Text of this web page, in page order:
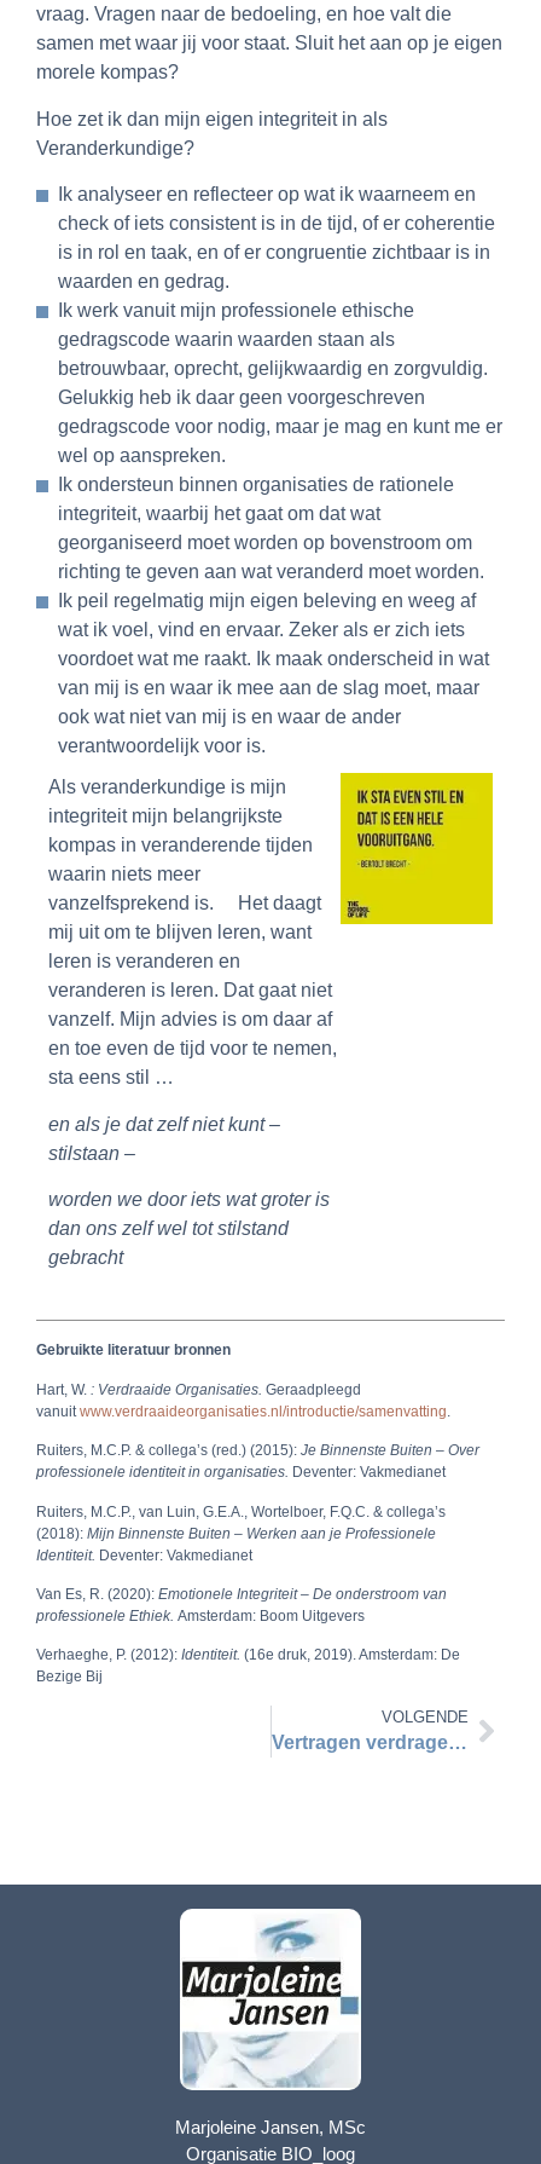
vraag. Vragen naar de bedoeling, en hoe valt die
samen met waar jij voor staat. Sluit het aan op je eigen
morele kompas?
Hoe zet ik dan mijn eigen integriteit in als
Veranderkundige?
Ik analyseer en reflecteer op wat ik waarneem en
check of iets consistent is in de tijd, of er coherentie
is in rol en taak, en of er congruentie zichtbaar is in
waarden en gedrag.
Ik werk vanuit mijn professionele ethische
gedragscode waarin waarden staan als
betrouwbaar, oprecht, gelijkwaardig en zorgvuldig.
Gelukkig heb ik daar geen voorgeschreven
gedragscode voor nodig, maar je mag en kunt me er
wel op aanspreken.
Ik ondersteun binnen organisaties de rationele
integriteit, waarbij het gaat om dat wat
georganiseerd moet worden op bovenstroom om
richting te geven aan wat veranderd moet worden.
Ik peil regelmatig mijn eigen beleving en weeg af
wat ik voel, vind en ervaar. Zeker als er zich iets
voordoet wat me raakt. Ik maak onderscheid in wat
van mij is en waar ik mee aan de slag moet, maar
ook wat niet van mij is en waar de ander
verantwoordelijk voor is.
Als veranderkundige is mijn
integriteit mijn belangrijkste
kompas in veranderende tijden
waarin niets meer
vanzelfsprekend is. Het daagt
mij uit om te blijven leren, want
leren is veranderen en
veranderen is leren. Dat gaat niet
vanzelf. Mijn advies is om daar af
en toe even de tijd voor te nemen,
sta eens stil …
en als je dat zelf niet kunt –
stilstaan –
worden we door iets wat groter is
dan ons zelfwel tot stilstand
gebracht
Gebruikte literatuur bronnen
Hart, W. : Verdraaide Organisaties. Geraadpleegd
vanuitwww.verdraaideorganisaties.nl/introductie/samenvatting.
Ruiters, M.C.P. & collega’s (red.) (2015): Je Binnenste Buiten – Over
professionele identiteit in organisaties. Deventer: Vakmedianet
Ruiters, M.C.P., van Luin, G.E.A., Wortelboer, F.Q.C. & collega’s
(2018): Mijn Binnenste Buiten – Werken aan je Professionele
Identiteit. Deventer: Vakmedianet
Van Es, R. (2020): Emotionele Integriteit – De onderstroom van
professionele Ethiek. Amsterdam: Boom Uitgevers
Verhaeghe, P. (2012): Identiteit. (16e druk, 2019). Amsterdam: De
Bezige Bij
VOLGENDE
Vertragen verdragen om te komen tot goed werk
Marjoleine Jansen, MSc
Organisatie BIO_loog